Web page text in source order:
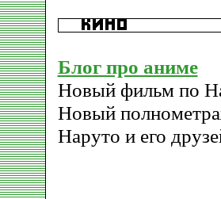
Блог про аниме
Новый фильм по
Новый
Наруто и его